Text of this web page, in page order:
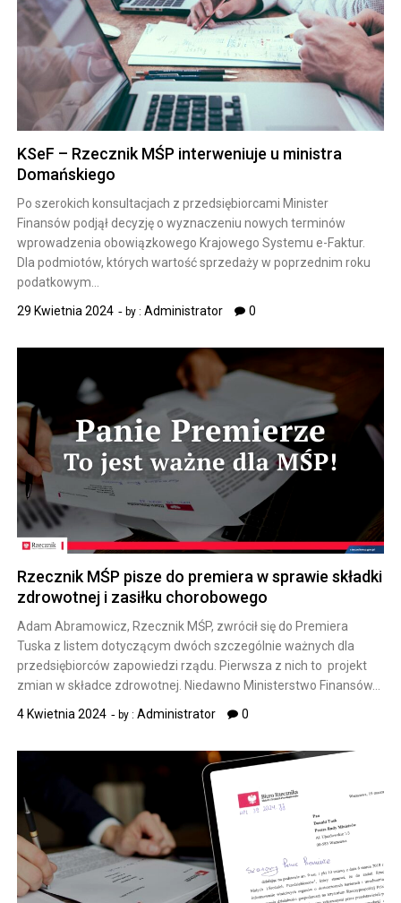
KSeF – Rzecznik MŚP interweniuje u ministra
Domańskiego
Po szerokich konsultacjach z przedsiębiorcami Minister
Finansów podjął decyzję o wyznaczeniu nowych terminów
wprowadzenia obowiązkowego Krajowego Systemu e-Faktur.
Dla podmiotów, których wartość sprzedaży w poprzednim roku
podatkowym…
29 Kwietnia 2024
by :Administrator 0
Rzecznik MŚP pisze do premiera w sprawie składki
zdrowotnej i zasiłku chorobowego
Adam Abramowicz, Rzecznik MŚP, zwrócił się do Premiera
Tuska z listem dotyczącym dwóch szczególnie ważnych dla
przedsiębiorców zapowiedzi rządu. Pierwsza z nich to projekt
zmian w składce zdrowotnej. Niedawno Ministerstwo Finansów…
4 Kwietnia 2024
by :Administrator 0